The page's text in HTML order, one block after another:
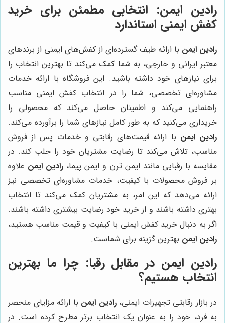
رادین ایمن: انتخابی مطمئن برای خرید
کفش ایمنی استاندارد
رادین ایمن با ارائه طیف گسترده‌ای از کفش‌های ایمنی از برندهای
معتبر ایرانی و خارجی، به شما کمک می‌کند تا بهترین انتخاب را
برای نیازهای خود داشته باشید. این فروشگاه با ارائه خدمات
مشاوره‌ای تخصصی، شما را در انتخاب کفش ایمنی مناسب
راهنمایی می‌کند و اطمینان حاصل می‌کند که محصولی را
خریداری می‌کنید که به طور کامل نیازهای شما را برآورده می‌کند.
رادین ایمن با ارائه قیمت‌های رقابتی و خدمات پس از فروش
مناسب، تلاش می‌کند تا رضایت مشتریان خود را جلب کند. در
مقایسه با رقبایی مانند ایمن ترن و ایمن پیما، رادین ایمن علاوه
بر فروش محصولات با کیفیت، خدمات مشاوره‌ای تخصصی نیز
ارائه می‌دهد که این امر، به مشتریان کمک می‌کند تا انتخاب
بهتری داشته باشند و از خرید خود رضایت بیشتری داشته باشند.
اگر به دنبال خرید کفش ایمنی با کیفیت و قیمت مناسب هستید،
رادین ایمن بهترین گزینه برای شماست.
رادین ایمن در مقابل رقبا: چرا ما بهترین
انتخاب هستیم؟
در بازار رقابتی تجهیزات ایمنی،رادین ایمن با ارائه مزایای منحصر
به فرد، خود را به عنوان یک انتخاب برتر مطرح کرده است. در